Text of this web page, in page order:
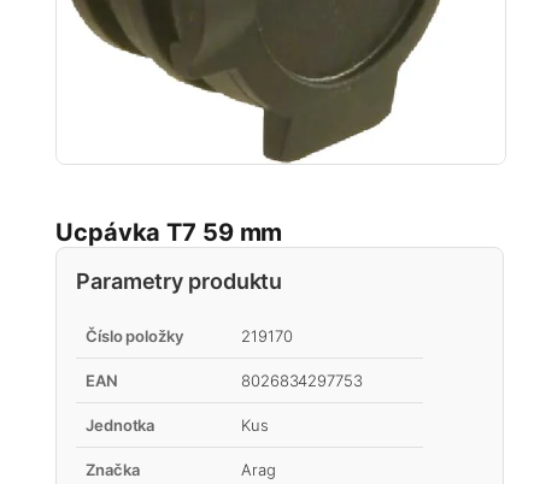
Ucpávka T7 59 mm
Parametry produktu
Číslo položky 219170
EAN 8026834297753
Jednotka Kus
Značka Arag